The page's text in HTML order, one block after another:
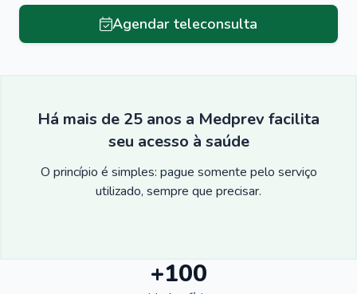
Agendar teleconsulta
Há mais de 25 anos a Medprev facilita
seu acesso à saúde
O princípio é simples: pague somente pelo serviço
utilizado, sempre que precisar.
+100